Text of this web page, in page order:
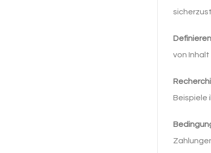
von
Beispiele